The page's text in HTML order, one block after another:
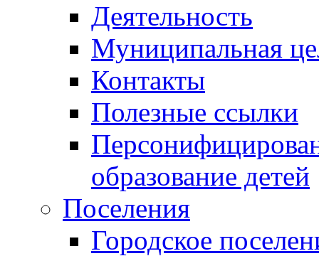
Деятельность
Муниципальная
Контакты
Полезные ссылки
образование детей
Поселения
Городское